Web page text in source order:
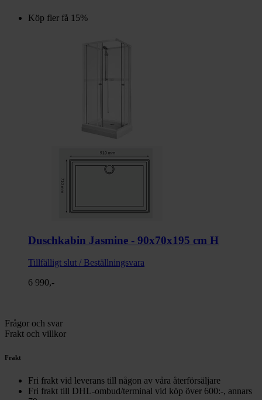
Köp fler få 15%
Duschkabin Jasmine - 90x70x195 cm H
Tillfälligt slut / Beställningsvara
6 990,-
Frågor och svar
Frakt och villkor
Frakt
Fri frakt vid leverans till någon av våra återförsäljare
Fri frakt till DHL-ombud/terminal vid köp över 600:-, annars